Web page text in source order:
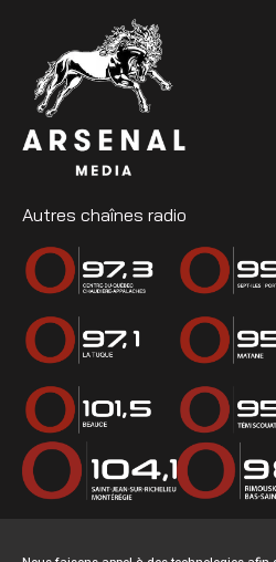
Autres chaînes radio